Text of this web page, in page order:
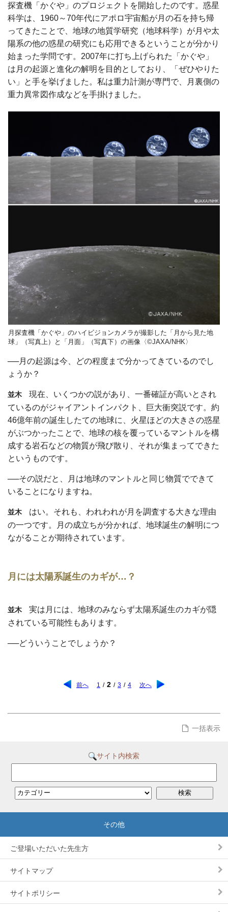
探査機「かぐや」のプロジェクトを開始したのです。惑星
科学は、1960～70年代にアポロ宇宙船が月の石を持ち帰
ってきたことで、地球の地質学研究（地球科学）が月や太
陽系の他の惑星の研究にも応用できるということが分かり
始まった学問です。2007年に打ち上げられた「かぐや」
は月の起源と進化の解明を目的としており、「ぜひやりた
い」と手を挙げました。私は重力計測が専門で、月裏側の
重力異常図作成などを手掛けました。
月探査機「かぐや」のハイビジョンカメラが撮影した「月から見た地
球」（写真上）と「月面」（写真下）の画像〈©JAXA/NHK〉
──月の起源は今、どの程度まで分かってきているのでし
ょうか？
並木
現在、いくつかの説があり、一番確証が高いとされ
ているのがジャイアントインパクト、巨大衝突説です。約
46億年前の誕生したての地球に、火星ほどの大きさの惑星
がぶつかったことで、地球の核を覆っているマントルを構
成する岩石などの物質が飛び散り、それが集まってできた
というものです。
──その説だと、月は地球のマントルと同じ物質でできて
いることになりますね。
並木
はい。それも、われわれが月を調査する大きな理由
の一つです。月の成立ちが分かれば、地球誕生の解明につ
ながることが期待されています。
月には太陽系誕生のカギが…？
並木 実は月には、地球のみならず太陽系誕生のカギが隠
されている可能性もあります。
──どういうことでしょうか？
前へ 1 / 2 / 3 / 4 次へ
一括表示
サイト内検索
ご登場いただいた先生方
サイトマップ
サイトポリシー